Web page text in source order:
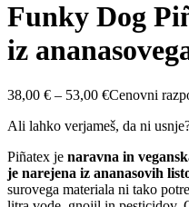
Funky Dog
iz
38,00 € – 53,00 €Cenovni
Ali lahko verjameš, da ni
Piñatex je naravna in
je narejena iz ananasovih
surovega materiala ni tako